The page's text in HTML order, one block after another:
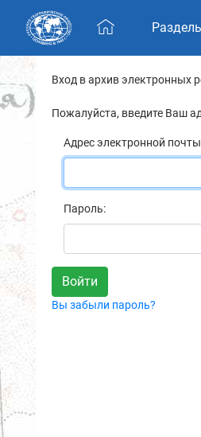
Skip navigation
Вход в архив электронных
Пожалуйста, введите Ваш
Адрес электронной
Пароль:
Вы забыли пароль?